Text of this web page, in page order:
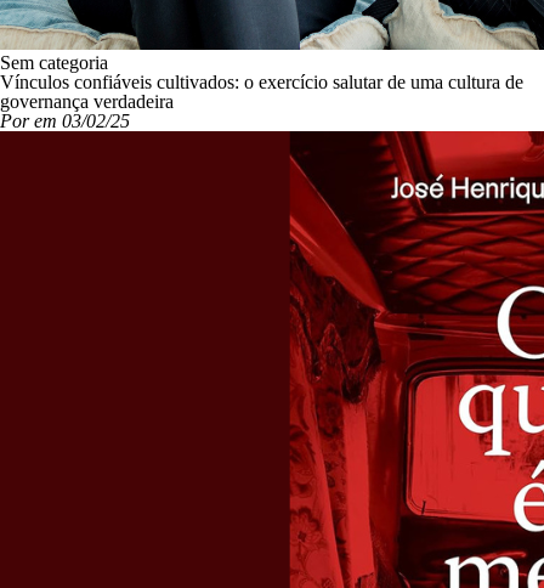
Sem categoria
Vínculos confiáveis cultivados: o exercício salutar de uma cultura de
governança verdadeira
Por em 03/02/25